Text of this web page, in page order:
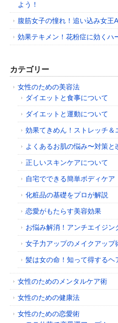
よう！
腹筋女子の憧れ！追い込み女王
効果テキメン！花粉症に効くハ
カテゴリー
女性のための美容法
ダイエットと食事について
ダイエットと運動について
効果てきめん！ストレッチ＆
よくあるお肌の悩み〜対策と
正しいスキンケアについて
自宅でできる簡単ボディケア
化粧品の基礎をプロが解説
恋愛がもたらす美容効果
お悩み解消！アンチエイジン
女子力アップのメイクアップ
髪は女の命！知って得するヘ
女性のためのメンタルケア術
女性のための健康法
女性のための恋愛術